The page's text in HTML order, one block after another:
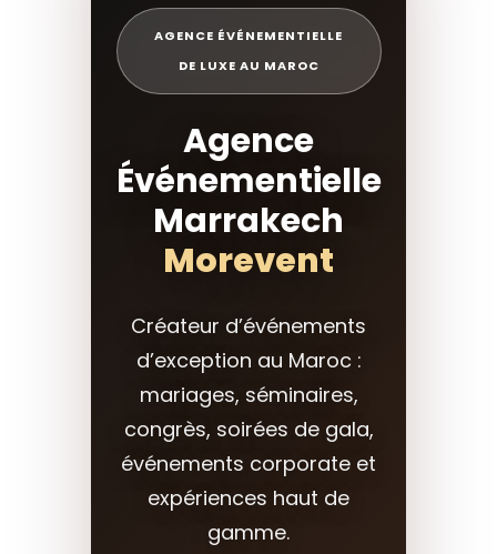
AGENCE ÉVÉNEMENTIELLE
DE LUXE AU MAROC
Agence
Événementielle
Marrakech
Morevent
Créateur d’événements
d’exception au Maroc :
mariages, séminaires,
congrès, soirées de gala,
événements corporate et
expériences haut de
gamme.